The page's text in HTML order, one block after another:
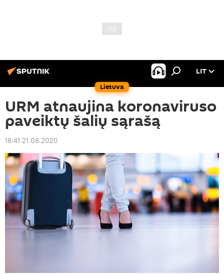
Lietuva
LIT
URM atnaujina koronaviruso
paveiktų šalių sąrašą
18:41 21.08.2020